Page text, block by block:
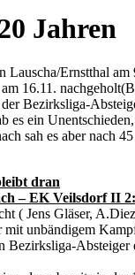
Jahren
Lauscha/Ernstthal am
16.11.
der Bezirksliga-
es ein
sah es aber nach
dran
– EK Veilsdorf II
( Jens Gläser,
mit unbändigem
Bezirksliga-Absteiger